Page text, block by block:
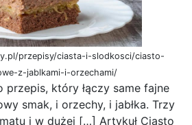
przepisy/ciasta-i-slodkosci/ciasto-
z-jablkami-i-orzechami/
który łączy same fajne
smak, i orzechy, i jabłka. Trzy
i w dużej […] Artykuł Ciasto